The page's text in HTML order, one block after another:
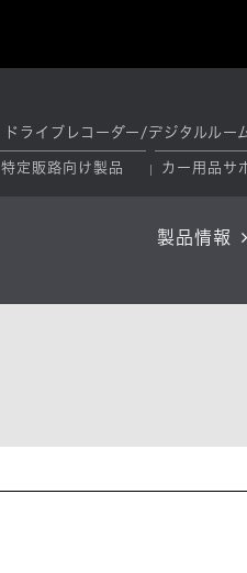
ドライブレコーダー/デジタルルー
特定販路向け製品 カー用品サ
製品情報